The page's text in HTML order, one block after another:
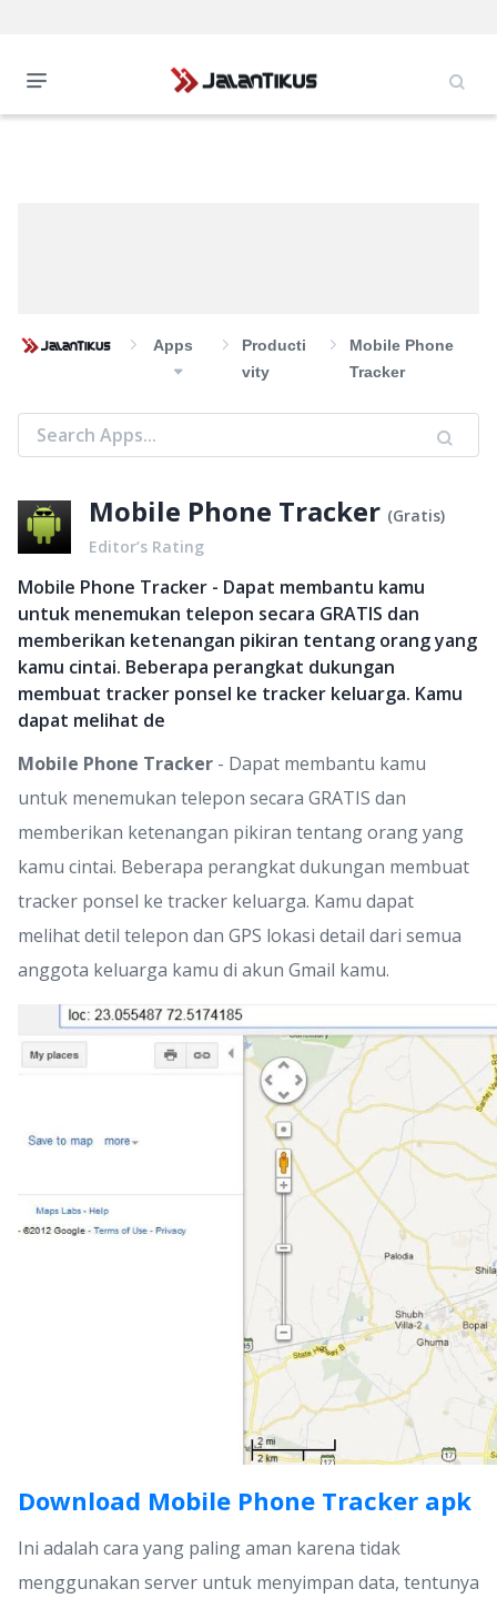
Apps
Producti
Vity
Mobile Phone
Tracker
Mobile Phone Tracker (Gratis)
Editor’s Rating
Mobile Phone Tracker - Dapat membantu kamu
untuk menemukan telepon secara GRATIS dan
memberikan ketenangan pikiran tentang orang yang
kamu cintai. Beberapa perangkat dukungan
membuat tracker ponsel ke tracker keluarga. Kamu
dapat melihat de
Mobile Phone Tracker - Dapat membantu kamu
untuk menemukan telepon secara GRATIS dan
memberikan ketenangan pikiran tentang orang yang
kamu cintai. Beberapa perangkat dukungan membuat
tracker ponsel ke tracker keluarga. Kamu dapat
melihat detil telepon dan GPS lokasi detail dari semua
anggota keluarga kamu di akun Gmail kamu.
Download Mobile Phone Tracker apk
Ini adalah cara yang paling aman karena tidak
menggunakan server untuk menyimpan data, tentunya